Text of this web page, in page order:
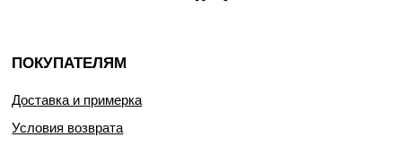
ПОКУПАТЕЛЯМ
Доставка и примерка
Условия возврата